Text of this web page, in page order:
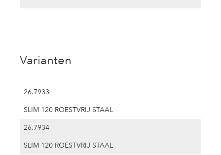
Varianten
26.7933
SLIM 120 ROESTVRIJ STAAL
26.7934
SLIM 120 ROESTVRIJ STAAL